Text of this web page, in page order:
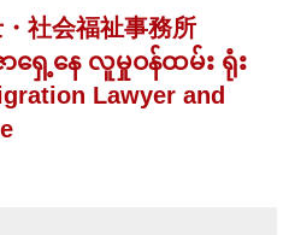
・社会福祉事務所
ာရှေ့နေ လူမှုဝန်ထမ်း ရုံး
Lawyer and